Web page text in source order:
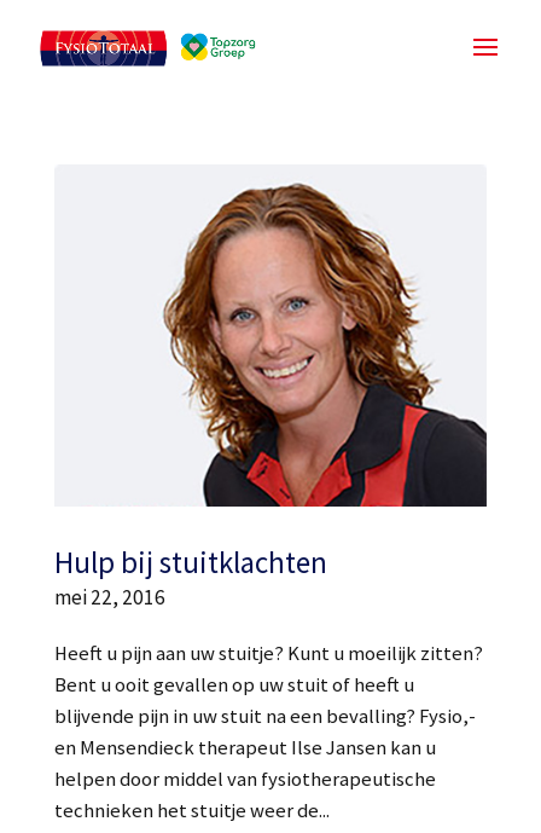
Hulp bij stuitklachten
mei 22, 2016
Heeft u pijn aan uw stuitje? Kunt u moeilijk zitten?
Bent u ooit gevallen op uw stuit of heeft u
blijvende pijn in uw stuit na een bevalling? Fysio,-
en Mensendieck therapeut Ilse Jansen kan u
helpen door middel van fysiotherapeutische
technieken het stuitje weer de...